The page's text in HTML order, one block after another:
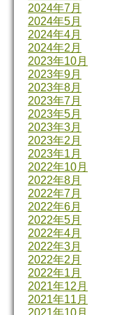
2024年7月
2024年5月
2024年4月
2024年2月
2023年10月
2023年9月
2023年8月
2023年7月
2023年5月
2023年3月
2023年2月
2023年1月
2022年10月
2022年8月
2022年7月
2022年6月
2022年5月
2022年4月
2022年3月
2022年2月
2022年1月
2021年12月
2021年11月
2021年10月